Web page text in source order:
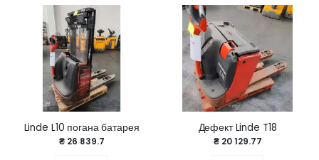
Linde L10 погана батарея
₴ 26 839.7
Дефект Linde T18
₴ 20 129.77